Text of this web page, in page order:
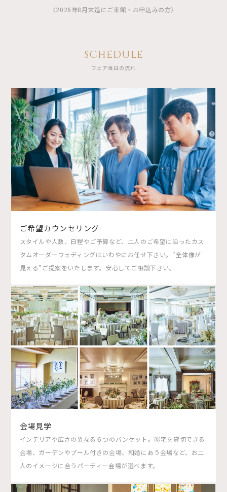
〈2026年8月末迄にご来館・お申込みの方〉
SCHEDULE
フェア当日の流れ
ご希望カウンセリング
スタイルや人数、日程やご予算など、二人のご希望に沿ったカス
タムオーダーウェディングはいわやにお任せ下さい。"全体像が
見える”ご提案をいたします。安心してご相談下さい。
会場見学
インテリアや広さの異なる６つのバンケット。邸宅を貸切できる
会場、ガーデンやプール付きの会場、和婚にあう会場など、お二
人のイメージに合うパーティー会場が選べます。